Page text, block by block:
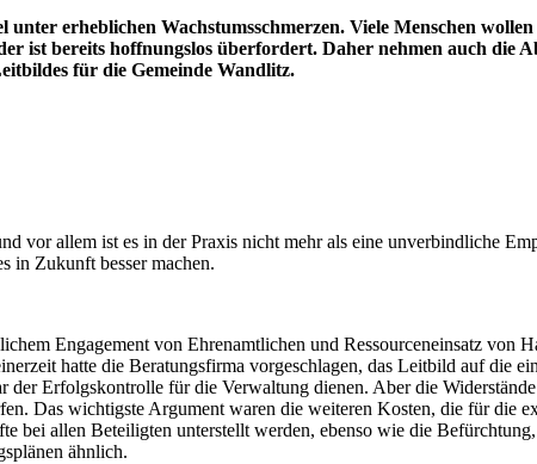
erheblichen Wachstumsschmerzen. Viele Menschen
ist bereits hoffnungslos überfordert. Daher nehmen auch die
für die Gemeinde Wandlitz.
vor allem ist es in der Praxis nicht mehr als eine unverbindliche
in Zukunft besser machen.
Engagement von Ehrenamtlichen und Ressourceneinsatz
hatte die Beratungsfirma vorgeschlagen, das Leitbild auf die
der Erfolgskontrolle für die Verwaltung dienen. Aber die
Das wichtigste Argument waren die weiteren Kosten, die für die
bei allen Beteiligten unterstellt werden, ebenso wie die
ähnlich.